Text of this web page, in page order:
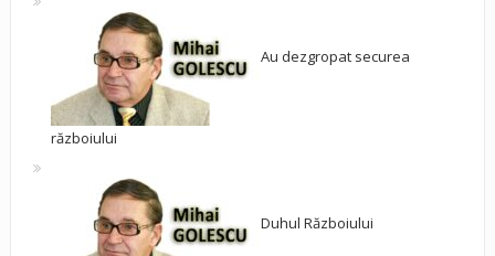
Au dezgropat securea
războiului
Duhul Războiului